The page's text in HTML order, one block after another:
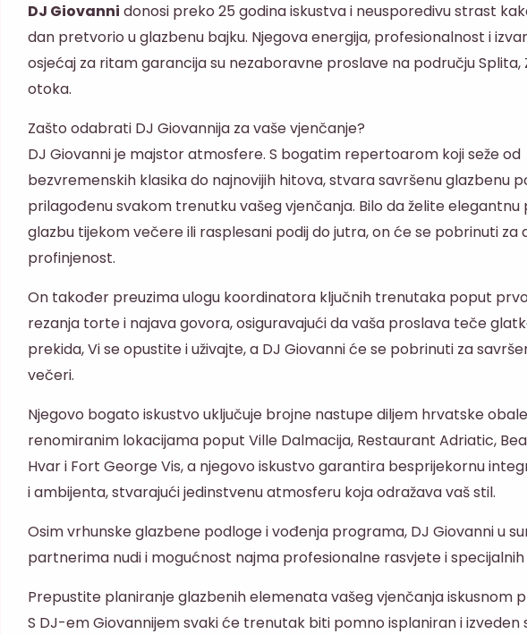
DJ Giovanni donosi preko 25 godina iskustva i neusporedivu strast
dan pretvorio u glazbenu bajku. Njegova energija, profesionalnost i
osjećaj za ritam garancija su nezaboravne proslave na području Splita,
otoka.
Zašto odabrati DJ Giovannija za vaše vjenčanje?
DJ Giovanni je majstor atmosfere. S bogatim repertoarom koji seže od
bezvremenskih klasika do najnovijih hitova, stvara savršenu glazbenu
prilagođenu svakom trenutku vašeg vjenčanja. Bilo da želite elegantnu
glazbu tijekom večere ili rasplesani podij do jutra, on će se pobrinuti za
profinjenost.
On također preuzima ulogu koordinatora ključnih trenutaka poput
rezanja torte i najava govora, osiguravajući da vaša proslava teče
prekida, Vi se opustite i uživajte, a DJ Giovanni će se pobrinuti za
večeri.
Njegovo bogato iskustvo uključuje brojne nastupe diljem hrvatske
renomiranim lokacijama poput Ville Dalmacija, Restaurant Adriatic,
Hvar i Fort George Vis, a njegovo iskustvo garantira besprijekornu
i ambijenta, stvarajući jedinstvenu atmosferu koja odražava vaš stil.
Osim vrhunske glazbene podloge i vođenja programa, DJ Giovanni u
partnerima nudi i mogućnost najma profesionalne rasvjete i
Prepustite planiranje glazbenih elemenata vašeg vjenčanja iskusnom
S DJ-em Giovannijem svaki će trenutak biti pomno isplaniran i izveden